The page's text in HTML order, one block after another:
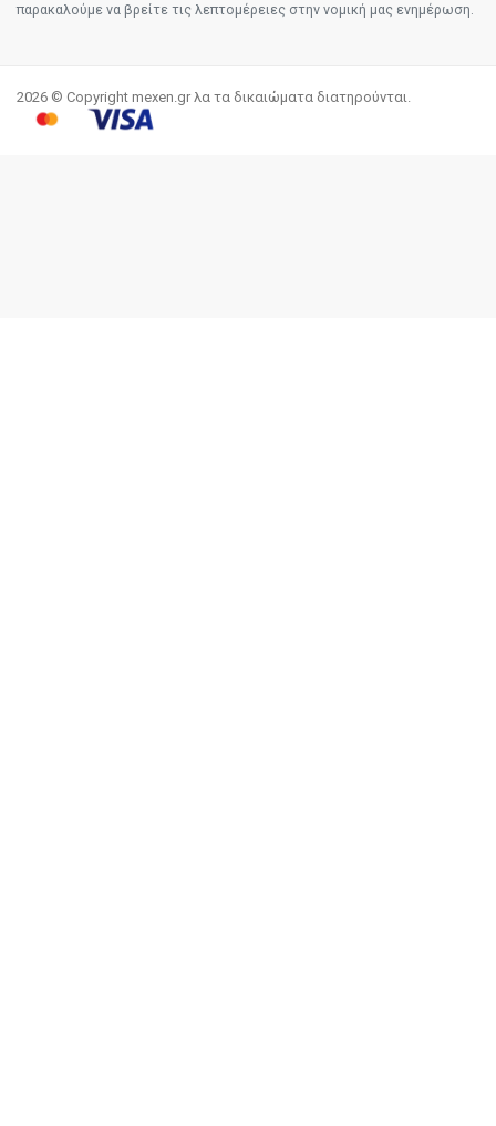
παρακαλούμε να βρείτε τις λεπτομέρειες στην νομική μας ενημέρωση.
2026 © Copyright mexen.gr λα τα δικαιώματα διατηρούνται.